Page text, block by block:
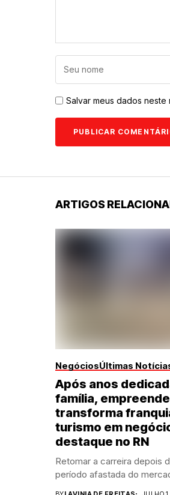
Salvar meus dados
ARTIGOS
NegóciosÚltimas
Após anos
família,
transforma
turismo em
destaque no RN
Retomar a carreira depois
período afastada do